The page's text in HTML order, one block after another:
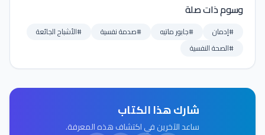
وسوم ذات صلة
#إدمان #جابور ماتيه #صدمة نفسية
#الأشباح الجائعة
#الصحة النفسية
شارك هذا الكتاب
ساعد الآخرين في اكتشاف هذه المعرفة.